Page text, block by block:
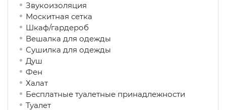
Звукоизоляция
Москитная сетка
Шкаф/гардероб
Вешалка для одежды
Сушилка для одежды
Душ
Фен
Халат
Бесплатные туалетные принадлежности
Туалет